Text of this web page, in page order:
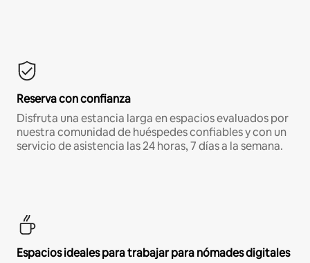
Reserva con confianza
Disfruta una estancia larga en espacios evaluados por
nuestra comunidad de huéspedes confiables y con un
servicio de asistencia las 24 horas, 7 días a la semana.
Espacios ideales para trabajar para nómades digitales